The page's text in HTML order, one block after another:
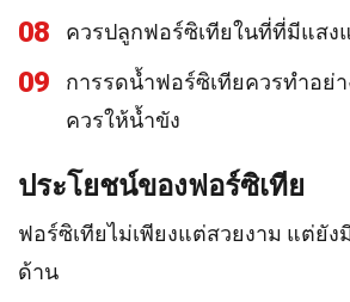
08 ควรปลูกฟอร์ซิเทียในที่ที่มีแสง
09
การรดน้ำฟอร์ซิเทียควรทำอย่
ควรให้น้ำขัง
ประโยชน์ของฟอร์ซิเทีย
ฟอร์ซิเทียไม่เพียงแต่สวยงาม แต่ยั
ด้าน